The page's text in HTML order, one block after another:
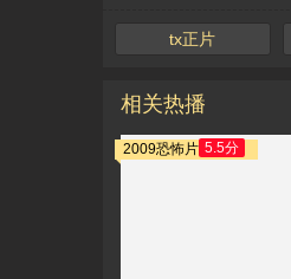
tx正片
相关热播
2009恐怖片 5.5分